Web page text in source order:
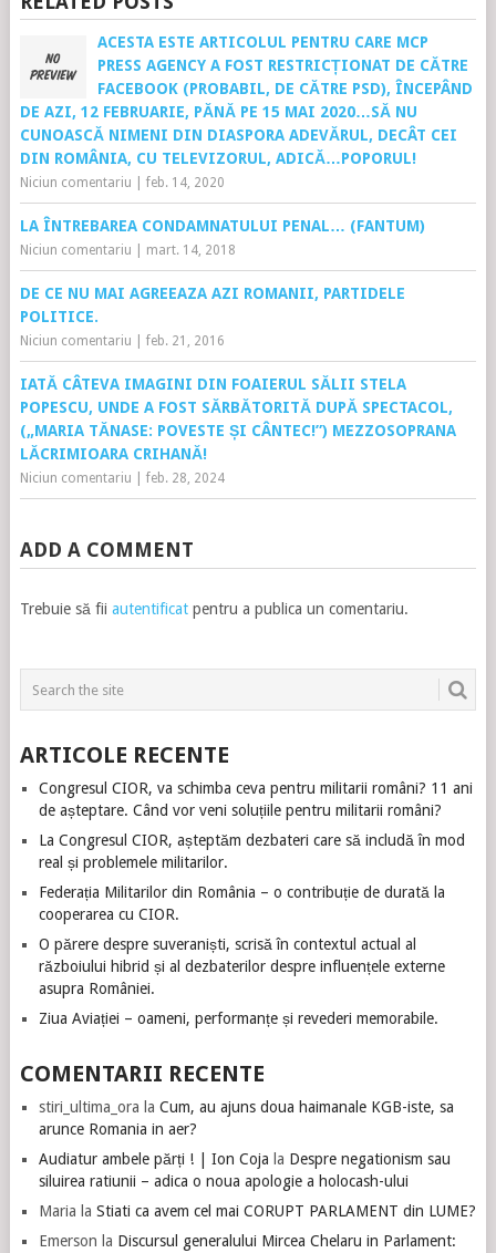
ACESTA ESTE ARTICOLUL PENTRU CARE MCP
PRESS AGENCY A FOST RESTRICȚIONAT DE CĂTRE
FACEBOOK (PROBABIL, DE CĂTRE PSD), ÎNCEPÂND
DE AZI, 12 FEBRUARIE, PĂNĂ PE 15 MAI 2020…SĂ NU
CUNOASCĂ NIMENI DIN DIASPORA ADEVĂRUL, DECÂT CEI
DIN ROMÂNIA, CU TELEVIZORUL, ADICĂ…POPORUL!
Niciun comentariu feb. 14, 2020
LA ÎNTREBAREA CONDAMNATULUI PENAL… (FANTUM)
Niciun comentariu mart. 14, 2018
DE CE NU MAI AGREEAZA AZI ROMANII, PARTIDELE
POLITICE.
Niciun comentariu feb. 21, 2016
IATĂ CÂTEVA IMAGINI DIN FOAIERUL SĂLII STELA
POPESCU, UNDE A FOST SĂRBĂTORITĂ DUPĂ SPECTACOL,
(„MARIA TĂNASE: POVESTE ȘI CÂNTEC!”) MEZZOSOPRANA
LĂCRIMIOARA CRIHANĂ!
Niciun comentariu feb. 28, 2024
ADD A COMMENT
Trebuie să fii autentificatpentru a publica un comentariu.
ARTICOLE RECENTE
Congresul CIOR, va schimba ceva pentru militarii români? 11 ani
de așteptare. Când vor veni soluțiile pentru militarii români?
La Congresul CIOR, așteptăm dezbateri care să includă în mod
real și problemele militarilor.
Federația Militarilor din România – o contribuție de durată la
cooperarea cu CIOR.
O părere despre suveraniști, scrisă în contextul actual al
războiului hibrid și al dezbaterilor despre influențele externe
asupra României.
Ziua Aviației – oameni, performanțe și revederi memorabile.
COMENTARII RECENTE
stiri_ultima_ora la Cum, au ajuns doua haimanale KGB-iste, sa
arunce Romania in aer?
Audiatur ambele părți ! | Ion Coja la Despre negationism sau
siluirea ratiunii – adica o noua apologie a holocash-ului
Maria la Stiati ca avem cel mai CORUPT PARLAMENT din LUME?
Emerson la Discursul generalului Mircea Chelaru in Parlament: